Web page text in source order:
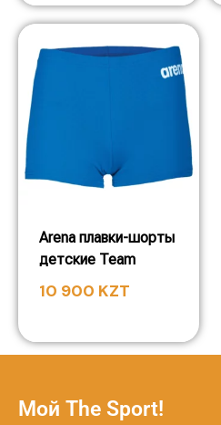
Arena плавки-шорты
детские Team
10 900 KZT
Мой The Sport!